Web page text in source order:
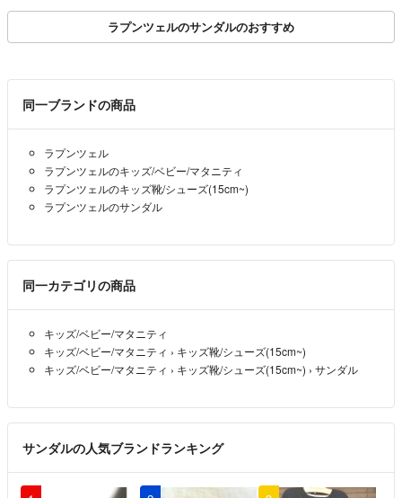
ラプンツェルのサンダルのおすすめ
同一ブランドの商品
ラプンツェル
ラプンツェルのキッズ/ベビー/マタニティ
ラプンツェルのキッズ靴/シューズ(15cm~)
ラプンツェルのサンダル
同一カテゴリの商品
キッズ/ベビー/マタニティ
キッズ/ベビー/マタニティ › キッズ靴/シューズ(15cm~)
キッズ/ベビー/マタニティ › キッズ靴/シューズ(15cm~) › サンダル
サンダルの人気ブランドランキング